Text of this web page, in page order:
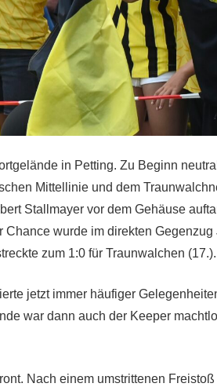
in Petting. Zu Beginn
Mittellinie und dem
Stallmayer vor dem Gehäuse
wurde im direkten Gegenzug
zum 1:0 für Traunwalchen (17.).
jetzt immer häufiger
war dann auch der Keeper
Nach einem umstrittenen